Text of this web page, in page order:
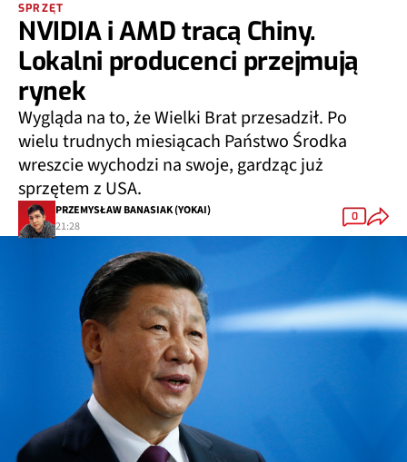
SPRZĘT
NVIDIA i AMD tracą Chiny.
Lokalni producenci przejmują
rynek
Wygląda na to, że Wielki Brat przesadził. Po
wielu trudnych miesiącach Państwo Środka
wreszcie wychodzi na swoje, gardząc już
sprzętem z USA.
PRZEMYSŁAW BANASIAK (YOKAI)
21:28
0